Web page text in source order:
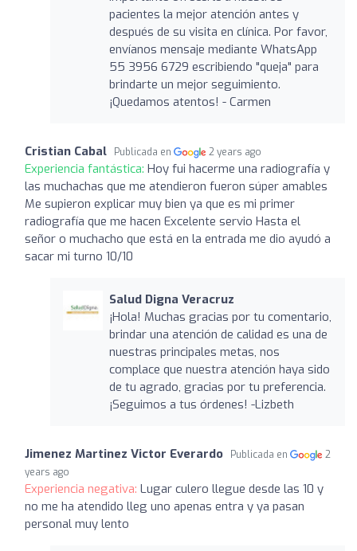
pacientes la mejor atención antes y
después de su visita en clínica. Por favor,
envíanos mensaje mediante WhatsApp
55 3956 6729 escribiendo "queja" para
brindarte un mejor seguimiento.
¡Quedamos atentos! - Carmen
Cristian Cabal Publicada en 2 years ago
Experiencia fantástica: Hoy fui hacerme una radiografía y
las muchachas que me atendieron fueron súper amables
Me supieron explicar muy bien ya que es mi primer
radiografía que me hacen Excelente servio Hasta el
señor o muchacho que está en la entrada me dio ayudó a
sacar mi turno 10/10
Salud Digna Veracruz
¡Hola! Muchas gracias por tu comentario,
brindar una atención de calidad es una de
nuestras principales metas, nos
complace que nuestra atención haya sido
de tu agrado, gracias por tu preferencia.
¡Seguimos a tus órdenes! -Lizbeth
Jimenez Martinez Victor Everardo Publicada en
2
years ago
Experiencia negativa: Lugar culero llegue desde las 10 y
no me ha atendido lleg uno apenas entra y ya pasan
personal muy lento